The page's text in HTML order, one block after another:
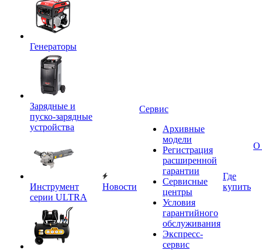
Генераторы
Зарядные и
пуско-зарядные
устройства
Инструмент
серии ULTRA
Новости
Сервис
Архивные
модели
Регистрация
расширенной
гарантии
Сервисные
центры
Условия
гарантийного
обслуживания
Экспресс-
сервис
Где
купить
О